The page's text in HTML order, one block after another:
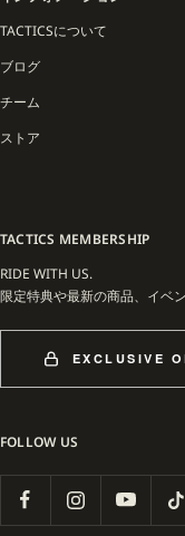
TACTICS ORIGINAL
ャーの象徴的なラインです。
TACTICSについて
ブログ
チーム
ストア
TACTICS MEMBERSHIP
RIDE WITH US.
限定特典や最新の商品、イベ
EXCLUSIVE
FOLLOW US